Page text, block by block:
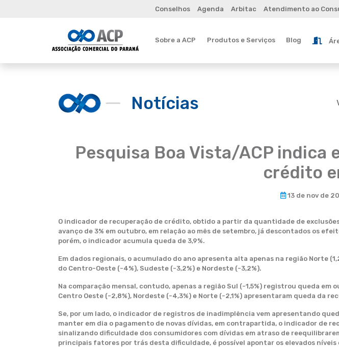
Conselhos Agenda Arbitac Atendimento ao
Sobre a ACP Produtos e Serviços Blog
Notícias
Pesquisa Boa Vista/ACP indica
crédito
13 de nov de
O indicador de recuperação de crédito, obtido a partir da quantidade de
avanço de 3% em outubro, em relação ao mês de setembro, já descontados os
porém, o indicador acumula queda de 3,9%.
Em dados regionais, o acumulado do ano apresenta alta apenas na região Norte
do Centro-Oeste (-4%), Sudeste (-3,2%) e Nordeste (-3,2%).
Na comparação mensal, contudo, apenas a região Sul (-1,5%) registrou queda
Centro Oeste (-2,8%), Nordeste (-4,3%) e Norte (-2,1%) apresentaram queda da
Se, por um lado, o indicador de registros de inadimplência vem apresentando
manter em dia o pagamento de novas dívidas, em contrapartida, o indicador de
sinalizando dificuldade dos consumidores com dívidas em atraso de
principais fatores por trás desta dificuldade, é possível apontar os elevados